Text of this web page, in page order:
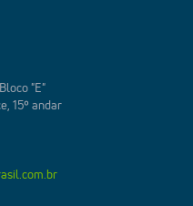
"E"
15º andar